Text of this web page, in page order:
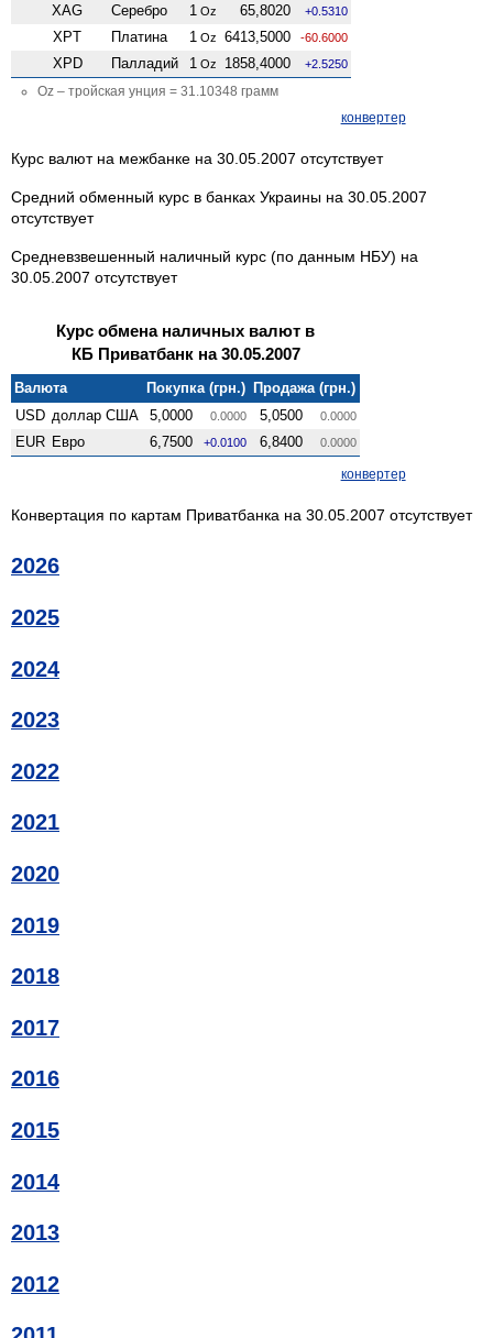
XAG Серебро 1 Oz 65,8020 +0.5310
XPT Платина 1 Oz 6413,5000 -60.6000
XPD Палладий 1 Oz 1858,4000 +2.5250
Oz – тройская унция = 31.10348 грамм
конвертер
Курс валют на межбанке на 30.05.2007 отсутствует
Средний обменный курс в банках Украины на 30.05.2007
отсутствует
Средневзвешенный наличный курс (по данным НБУ) на
30.05.2007 отсутствует
Курс обмена наличных валют в
КБ Приватбанк на 30.05.2007
Валюта Покупка (грн.) Продажа (грн.)
USD доллар США 5,0000 0.0000 5,0500 0.0000
EUR Евро 6,7500 +0.0100 6,8400 0.0000
конвертер
Конвертация по картам Приватбанка на 30.05.2007 отсутствует
2026
2025
2024
2023
2022
2021
2020
2019
2018
2017
2016
2015
2014
2013
2012